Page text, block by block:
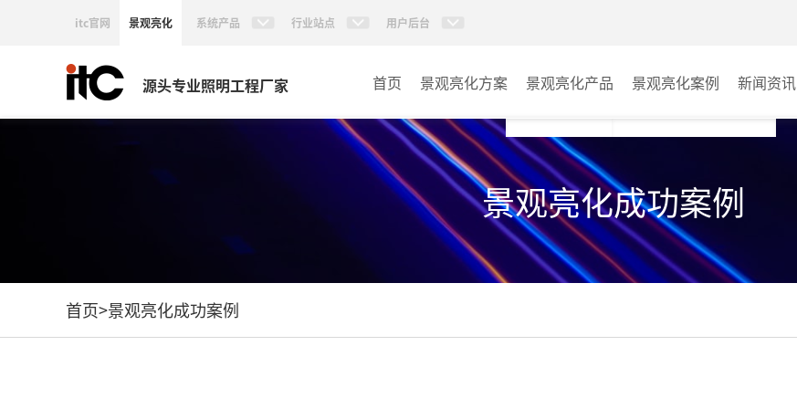
itc官网 景观亮化 系统产品 行业站点 用户后台
源头专业照明工程厂家 首页 景观亮化方案 景观亮化产品
AI智慧文旅灯光系统
AI智慧照明控制系统
投光灯
洗墙灯
景观亮化案例
文旅照明
其它
新闻资讯
景观亮化成功案例
首页>景观亮化成功案例